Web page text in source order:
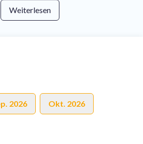
bietet alles, was Sie benötigen:
und Kombi-Mikrowelle. Egal, ob Sie
Sie Zugang zu einer separaten
eine begehbare Dusche und
sich zwei wunderschöne
Weiterlesen
2026 Okt. 2026